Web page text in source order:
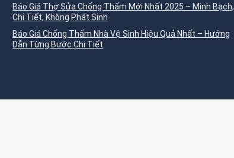
Báo Giá Thợ Sửa Chống Thấm Mới Nhất 2025 – Minh Bạch,
Chi Tiết, Không Phát Sinh
Báo Giá Chống Thấm Nhà Vệ Sinh Hiệu Quả Nhất – Hướng
Dẫn Từng Bước Chi Tiết